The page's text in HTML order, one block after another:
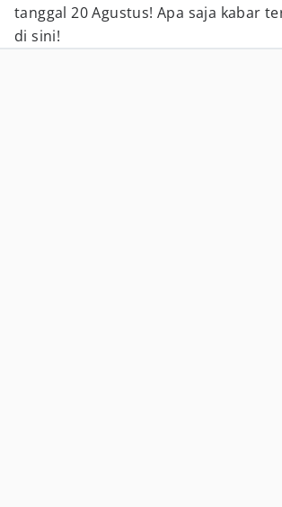
tanggal 20 Agustus! Apa saja kabar
di sini!